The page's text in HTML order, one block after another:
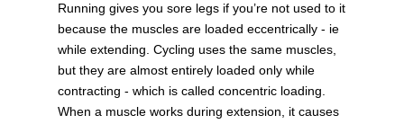
Running gives you sore legs if you’re not used to it
because the muscles are loaded eccentrically - ie
while extending. Cycling uses the same muscles,
but they are almost entirely loaded only while
contracting - which is called concentric loading.
When a muscle works during extension, it causes